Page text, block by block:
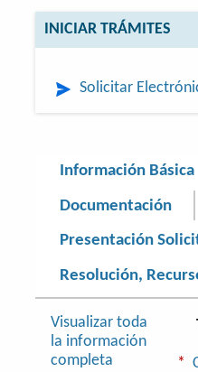
INICIAR TRÁMITES
Solicitar
Información Básica
Documentación
Presentación
Resolución,
Visualizar toda
la información
completa
*